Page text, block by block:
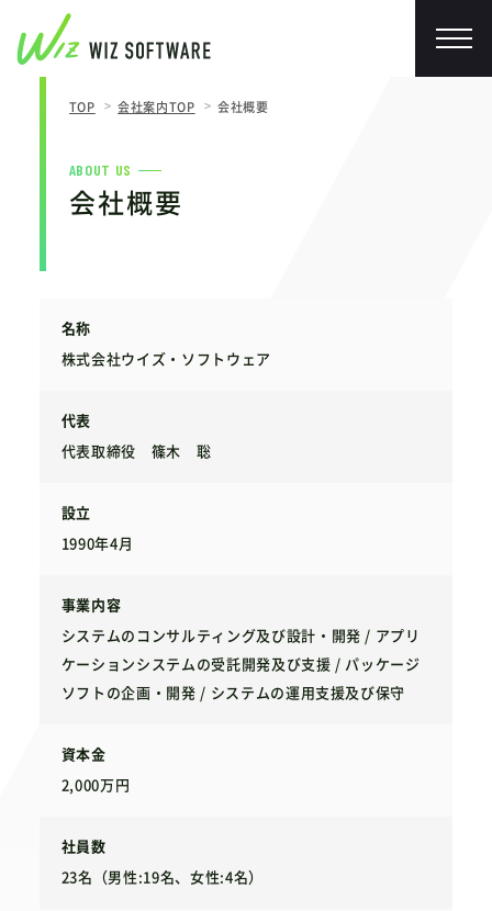
TOP 会社案内TOP 会社概要
ABOUT US
会社概要
名称
株式会社ウイズ・ソフトウェア
代表
代表取締役 篠木 聡
設立
1990年4月
事業内容
システムのコンサルティング及び設計・開発 / アプリ
ケーションシステムの受託開発及び支援 / パッケージ
ソフトの企画・開発 / システムの運用支援及び保守
資本金
2,000万円
社員数
23名（男性:19名、女性:4名）